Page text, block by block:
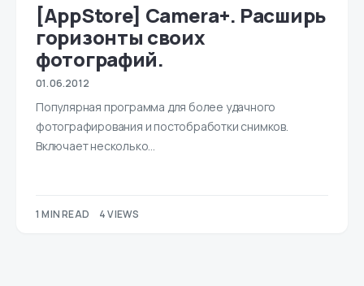
[AppStore] Camera+. Расширь
горизонты своих
фотографий.
01.06.2012
Популярная программа для более удачного
фотографирования и постобработки снимков.
Включает несколько…
1 MIN READ 4 VIEWS